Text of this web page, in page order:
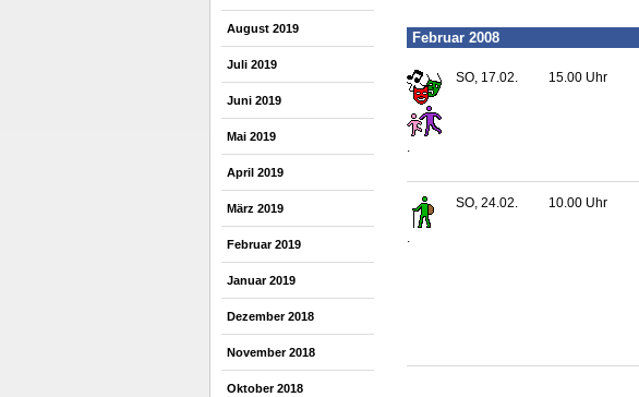
August 2019
Juli 2019
Juni 2019
Mai 2019
April 2019
März 2019
Februar 2019
Januar 2019
Dezember 2018
November 2018
Oktober 2018
Februar 2008
.
SO, 17.02. 15.00 Uhr
.
SO, 24.02. 10.00 Uhr